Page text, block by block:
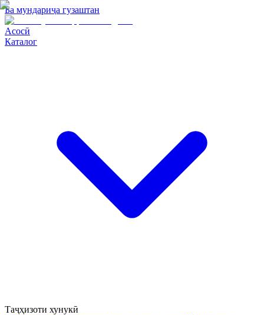
Ба мундариҷа гузаштан
Асосӣ
Каталог
Таҷҳизоти хунукӣ